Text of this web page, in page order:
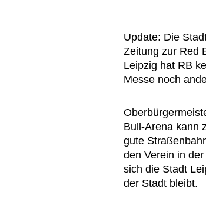
Update: Die
Zeitung zur Red
Leipzig hat RB
Messe noch
Bull-Arena kann
gute
den Verein in
sich die Stadt
der Stadt bleibt.